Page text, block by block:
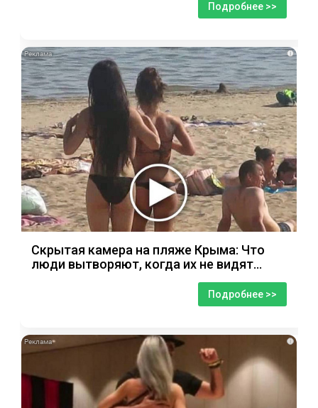
Подробнее >>
i
Скрытая камера на пляже Крыма: Что
люди вытворяют, когда их не видят...
Подробнее >>
i